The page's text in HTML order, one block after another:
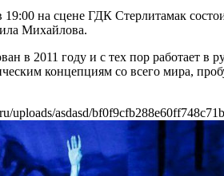
19:00 на сцене ГДК Стерлитамак
Михайлова.
в 2011 году и с тех пор работает в
концепциям со всего мира,
uploads/asdasd/